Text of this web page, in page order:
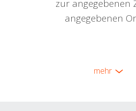
zur angegebenen
angegebenen
mehr